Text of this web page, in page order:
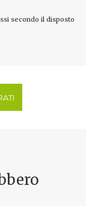
secondo il disposto